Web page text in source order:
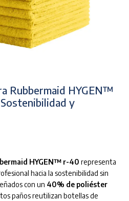
Rubbermaid HYGEN™
y
HYGEN™ r-40 representa
hacia la sostenibilidad sin
con un 40% de poliéster
paños reutilizan botellas de